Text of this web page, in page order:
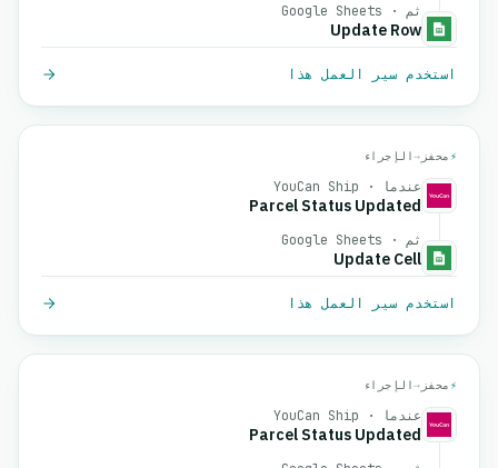
ثم · Google Sheets
Update Row
استخدم سير العمل هذا
⚡ محفز →الإجراء
عندما · YouCan Ship
Parcel Status Updated
ثم · Google Sheets
Update Cell
استخدم سير العمل هذا
⚡ محفز →الإجراء
عندما · YouCan Ship
Parcel Status Updated